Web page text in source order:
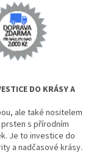
DO KRÁSY A
ale také nositelem
s přírodním
Je to investice do
a nadčasové krásy.